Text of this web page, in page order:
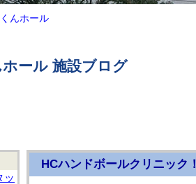
んホール
ール 施設ブログ
ッ
HCハンドボールクリニック！